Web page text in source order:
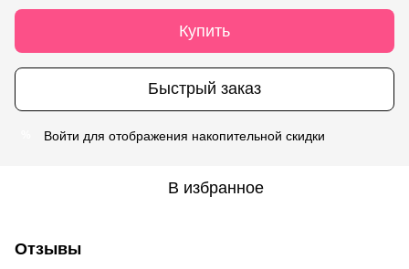
Купить
Быстрый заказ
Войти для отображения накопительной скидки
В избранное
Отзывы